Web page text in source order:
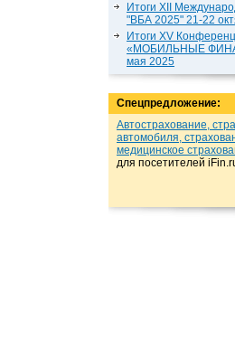
Итоги XII
"ВБА 2025" 21-22
Итоги XV
«МОБИЛЬНЫЕ
мая 2025
Спецпредложение:
Автострахование,
автомобиля,
медицинское
для посетителей